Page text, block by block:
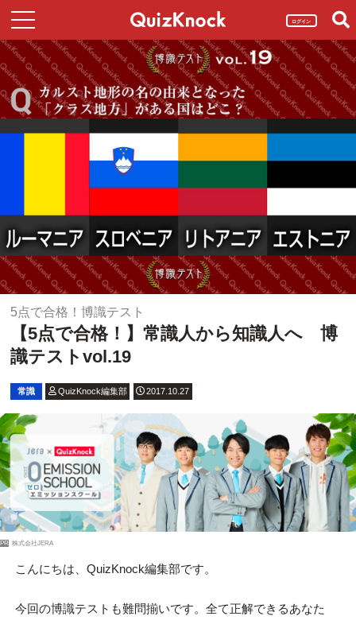
ログイン
5点で合格！博識テスト
【5点で合格！】常識人から知識人へ 博
識テストvol.19
常識 QuizKnock編集部 2017.10.27
PR 株式会社JERA
こんにちは、QuizKnock編集部です。
今回の博識テストも難問揃いです。全て正解できるあなた